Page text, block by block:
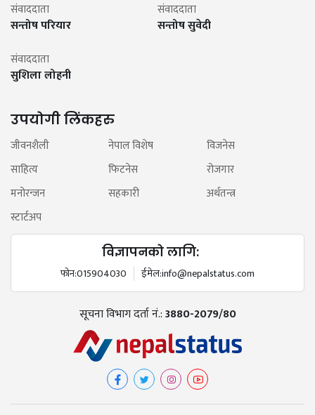
संवाददाता
सन्तोष परियार
संवाददाता
सन्तोष सुवेदी
संवाददाता
सुशिला लोहनी
उपयोगी लिंकहरु
जीवनशैली नेपाल विशेष
विजनेस
साहित्य
फिटनेस
रोजगार
मनोरन्जन
सहकारी
अर्थतन्त्र
स्टार्टअप
विज्ञापनको लागि:
फोन:015904030 ईमेल:info@nepalstatus.com
सूचना विभाग दर्ता नं.:3880-2079/80